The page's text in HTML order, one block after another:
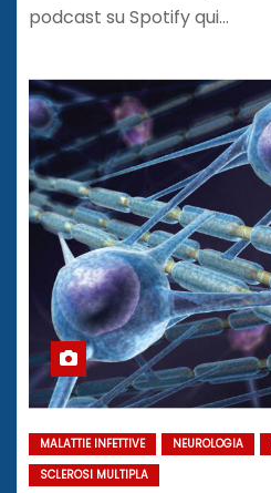
podcast su Spotify qui…
MALATTIE INFETTIVE NEUROLOGIA
SCLEROSI MULTIPLA